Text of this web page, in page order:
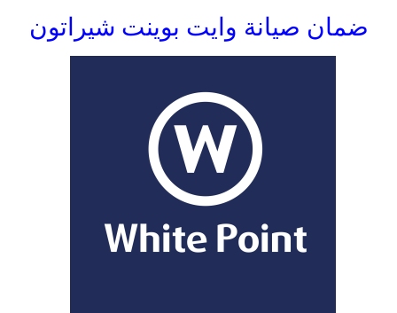
ضمان صيانة وايت بوينت شيراتون